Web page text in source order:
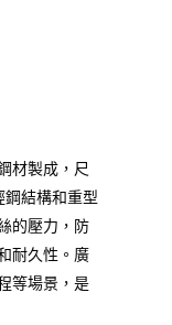
材製成，尺
結構和重型
的壓力，防
耐久性。廣
等場景，是